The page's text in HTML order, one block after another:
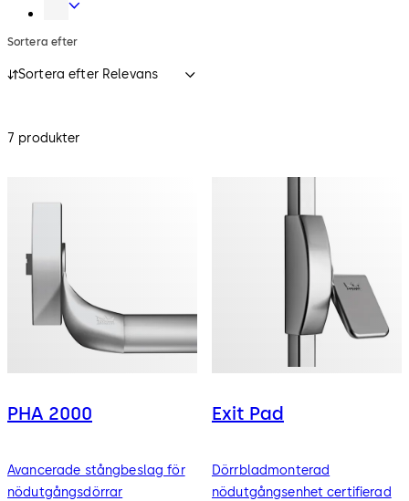
data
Värdeskåpslås
Sortera efter
Sortera efter Relevans
7 produkter
PHA 2000
Avancerade stångbeslag för
nödutgångsdörrar
Exit Pad
Dörrbladmonterad
nödutgångsenhet certifierad